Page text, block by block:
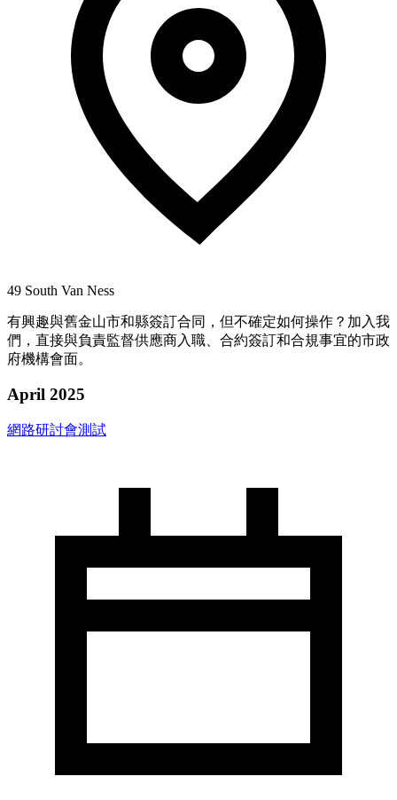
49 South Van Ness
有興趣與舊金山市和縣簽訂合同，但不確定如何操作？加入我
們，直接與負責監督供應商入職、合約簽訂和合規事宜的市政
府機構會面。
April 2025
網路研討會測試